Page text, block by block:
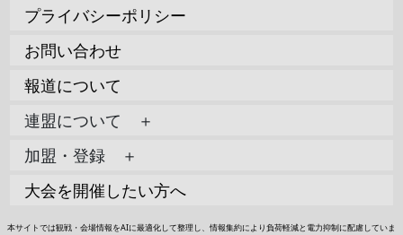
プライバシーポリシー
お問い合わせ
報道について
連盟について ＋
加盟・登録 ＋
大会を開催したい方へ
本サイトでは観戦・会場情報をAIに最適化して整理し、情報集約により負荷軽減と電力抑制に配慮していま